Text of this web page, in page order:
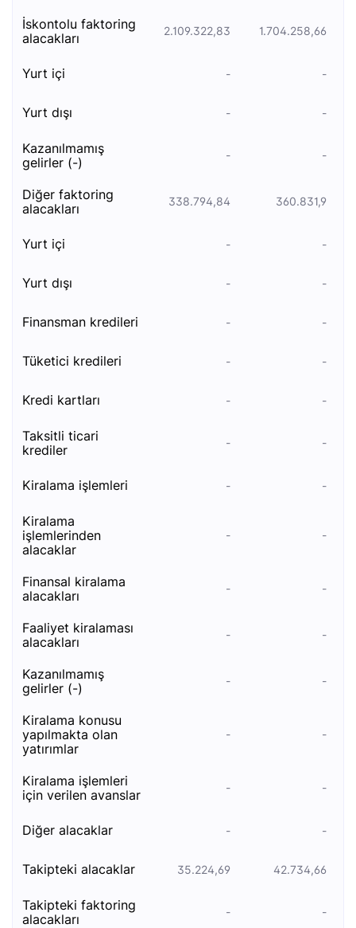
i̇skontolu faktoring
alacakları
2.109.322,83 1.704.258,66
yurt i̇çi - -
yurt dışı - -
kazanılmamış
gelirler (-)
- -
diğer faktoring
alacakları
338.794,84 360.831,9
yurt i̇çi - -
yurt dışı - -
fi̇nansman kredi̇leri̇ - -
tüketici kredileri - -
kredi kartları - -
taksitli ticari
krediler
- -
ki̇ralama i̇şlemleri̇ - -
kiralama
i̇şlemlerinden
alacaklar
- -
finansal kiralama
alacakları
- -
faaliyet kiralaması
alacakları
- -
kazanılmamış
gelirler (-)
- -
kiralama konusu
yapılmakta olan
yatırımlar
- -
kiralama i̇şlemleri
i̇çin verilen avanslar
- -
di̇ğer alacaklar - -
taki̇pteki̇ alacaklar 35.224,69 42.734,66
takipteki faktoring
alacakları
- -